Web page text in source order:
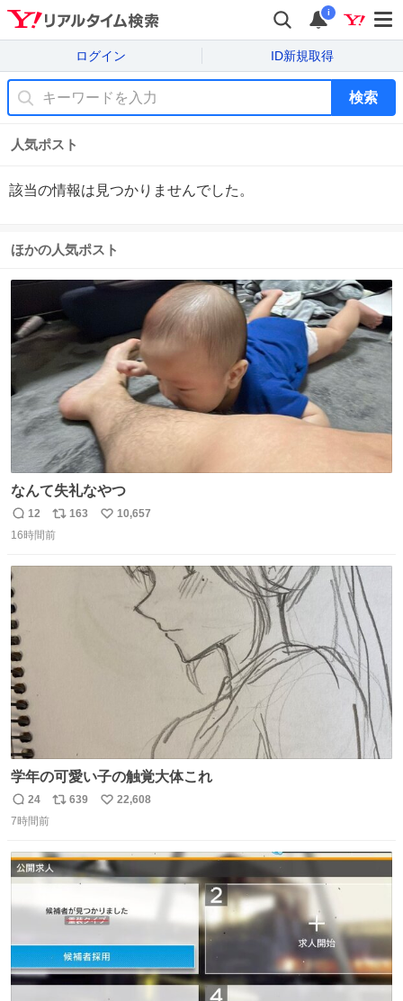
i
ログイン ID新規取得
検索
人気ポスト
該当の情報は見つかりませんでした。
ほかの人気ポスト
なんて失礼なやつ
返
信
12
リ
ポ
163
い
10,657
16時間前
学年の可愛い子の触覚大体これ
返
信
24
リ
ト
数
639
い
数
22,608
7時間前